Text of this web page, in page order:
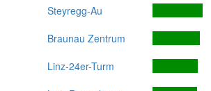
Steyregg-Au
Braunau Zentrum
Linz-24er-Turm